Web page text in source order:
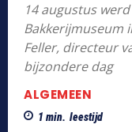
14 augustus
Bakkerijmuseum
Feller, directeur
bijzondere dag
ALGEMEEN
1 min. leestijd